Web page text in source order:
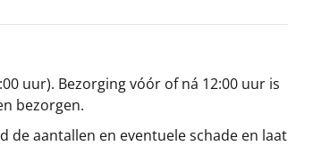
uur). Bezorging vóór of ná 12:00 uur is
bezorgen.
aantallen en eventuele schade en laat